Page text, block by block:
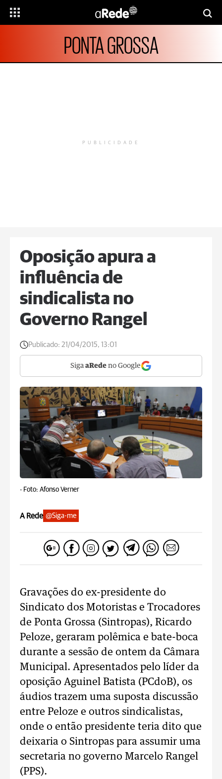
PONTA GROSSA
PUBLICIDADE
Oposição apura a
influência de
sindicalista no
Governo Rangel
Publicado: 21/04/2015, 13:01
Siga aRede no Google
- Foto: Afonso Verner
A Rede @Siga-me
Gravações do ex-presidente do
Sindicato dos Motoristas e Trocadores
de Ponta Grossa (Sintropas), Ricardo
Peloze, geraram polêmica e bate-boca
durante a sessão de ontem da Câmara
Municipal. Apresentados pelo líder da
oposição Aguinel Batista (PCdoB), os
áudios trazem uma suposta discussão
entre Peloze e outros sindicalistas,
onde o então presidente teria dito que
deixaria o Sintropas para assumir uma
secretaria no governo Marcelo Rangel
(PPS).